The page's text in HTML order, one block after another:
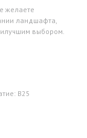
желаете
ландшафта,
выбором.
В25